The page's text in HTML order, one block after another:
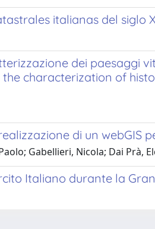
italianas del siglo
dei paesaggi
characterization of
di un webGIS
Gabellieri, Nicola; Dai Prà,
Italiano durante la